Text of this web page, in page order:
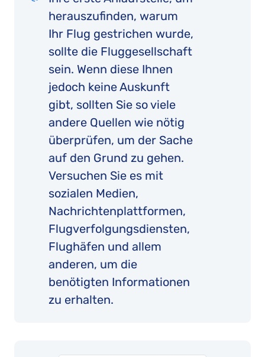
herauszufinden, warum
Ihr Flug gestrichen wurde,
sollte die Fluggesellschaft
sein. Wenn diese Ihnen
jedoch keine Auskunft
gibt, sollten Sie so viele
andere Quellen wie nötig
überprüfen, um der Sache
auf den Grund zu gehen.
Versuchen Sie es mit
sozialen Medien,
Nachrichtenplattformen,
Flugverfolgungsdiensten,
Flughäfen und allem
anderen, um die
benötigten Informationen
zu erhalten.